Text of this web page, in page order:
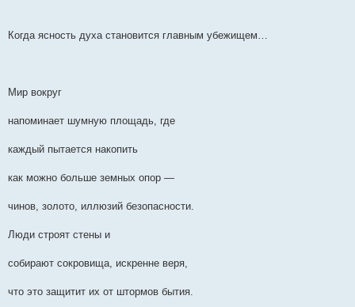
Когда ясность духа становится главным убежищем…
Мир вокруг
напоминает шумную площадь, где
каждый пытается накопить
как можно больше земных опор —
чинов, золото, иллюзий безопасности.
Люди строят стены и
собирают сокровища, искренне веря,
что это защитит их от штормов бытия.